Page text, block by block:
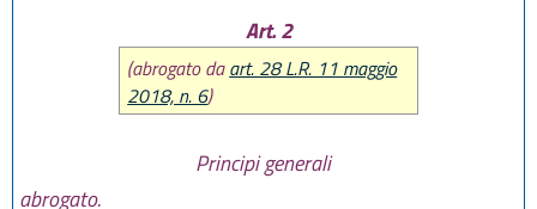
Art. 2
(abrogato daart. 28 L.R. 11 maggio
2018, n. 6)
Principi generali
abrogato.